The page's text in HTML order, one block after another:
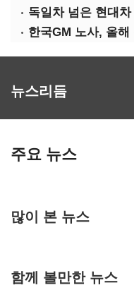
한국GM 노사, 올
뉴스리듬
주요 뉴스
많이 본 뉴스
함께 볼만한 뉴스